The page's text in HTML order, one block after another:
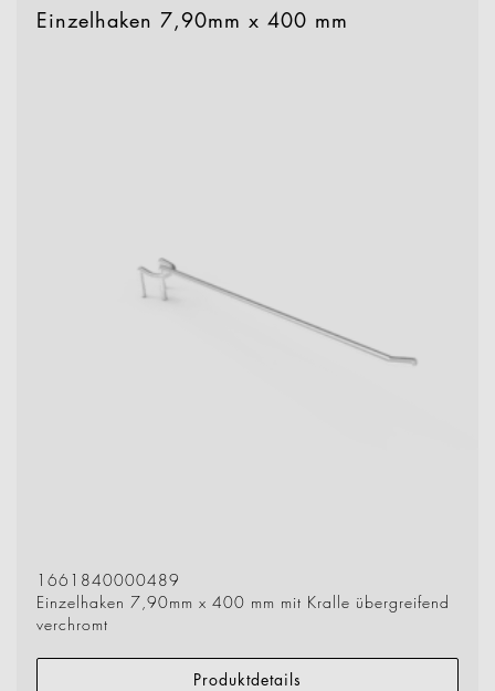
Einzelhaken 7,90mm x 400 mm
1661840000489
Einzelhaken 7,90mm x 400 mm mit Kralle übergreifend
verchromt
Produktdetails